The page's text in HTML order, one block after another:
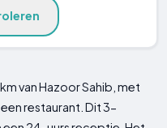
van Hazoor Sahib, met
restaurant. Dit 3-